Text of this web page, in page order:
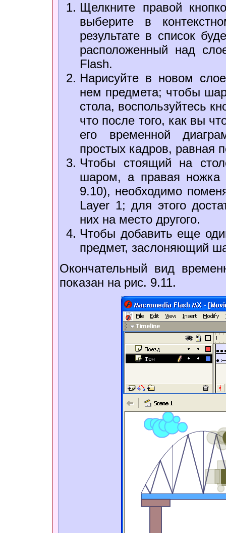
Щелкните правой
выберите в
результате в список
расположенный над
Flash.
Нарисуйте в новом
нем предмета; чтобы
стола, воспользуйтесь
что после того, как вы
его временной
простых кадров, равная
Чтобы стоящий на
шаром, а правая
9.10), необходимо
Layer 1; для этого
них на место другого.
Чтобы добавить еще
предмет, заслоняющий
Окончательный вид
показан на рис. 9.11.